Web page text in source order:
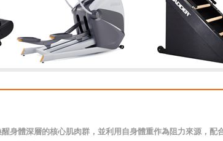
身體深層的核心肌肉群，並利用自身體重作為阻力來源，配